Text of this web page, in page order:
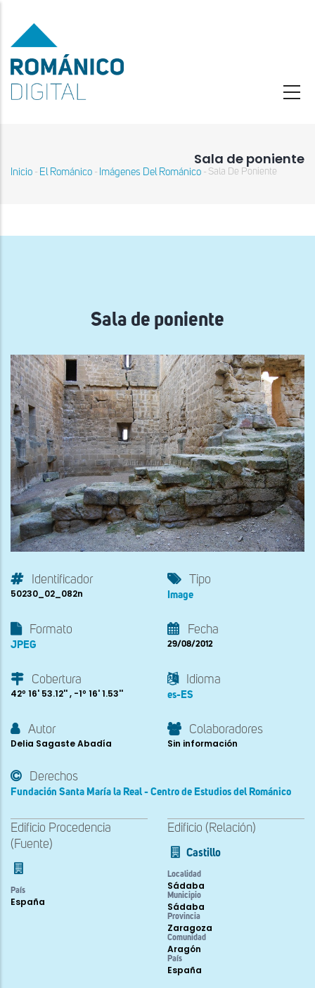
contenido
principal
Sala de poniente
Sobrescribir
navegación
Inicio - El Románico - Imágenes Del Románico - Sala De Poniente
Sala de poniente
Identificador
50230_02_082n
Tipo
Image
Formato
JPEG
Fecha
29/08/2012
Cobertura
42º 16' 53.12'' , -1º 16' 1.53''
Idioma
es-ES
Autor
Delia Sagaste Abadía
Colaboradores
Sin información
Derechos
Fundación Santa María la Real - Centro de Estudios del Románico
Edificio Procedencia
(Fuente)
País
España
Edificio (Relación)
Castillo
Localidad
Sádaba
Municipio
Sádaba
Provincia
Zaragoza
Comunidad
Aragón
País
España